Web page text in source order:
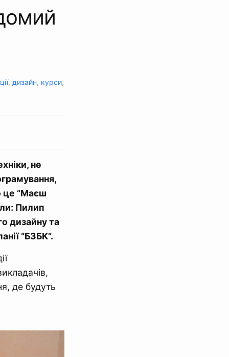
, дизайн, курси,
не
це “Маєш
Пилип
дизайну та
“БЗБК”.
де будуть